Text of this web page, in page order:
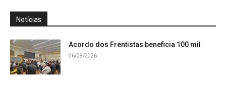
Notícias
Acordo dos Frentistas beneficia 100 mil
06/08/2026